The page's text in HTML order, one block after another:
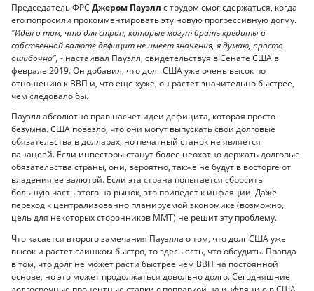
Председатель ФРС Джером Пауэлл с трудом смог сдержаться, когда
его попросили прокомментировать эту новую прогрессивную догму.
"Идея о том, что для стран, которые могут брать кредиты в
собственной валюте дефицит не имеет значения, я думаю, просто
ошибочна", - настаивал Пауэлл, свидетельствуя в Сенате США в
феврале 2019. Он добавил, что долг США уже очень высок по
отношению к ВВП и, что еще хуже, он растет значительно быстрее,
чем следовало бы.
Пауэлл абсолютно прав насчет идеи дефицита, которая просто
безумна. США повезло, что они могут выпускать свои долговые
обязательства в долларах, но печатный станок не является
панацеей. Если инвесторы станут более неохотно держать долговые
обязательства страны, они, вероятно, также не будут в восторге от
владения ее валютой. Если эта страна попытается сбросить
большую часть этого на рынок, это приведет к инфляции. Даже
переход к централизованно планируемой экономике (возможно,
цель для некоторых сторонников MMT) не решит эту проблему.
Что касается второго замечания Пауэлла о том, что долг США уже
высок и растет слишком быстро, то здесь есть, что обсудить. Правда
в том, что долг не может расти быстрее чем ВВП на постоянной
основе, но это может продолжаться довольно долго. Сегодняшние